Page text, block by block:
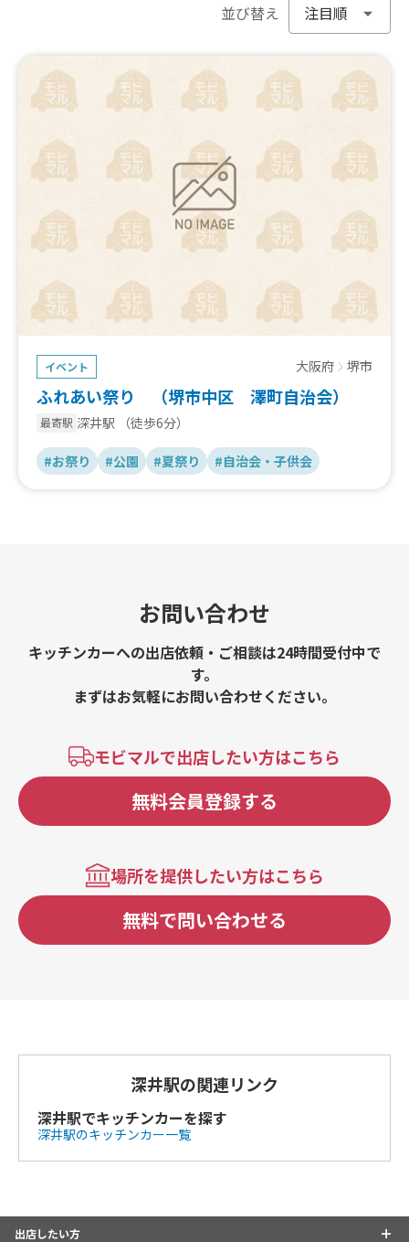
並び替え
イベント 大阪府 堺市
ふれあい祭り （堺市中区 澤町自治会）
最寄駅 深井駅 （徒歩6分）
#お祭り #公園 #夏祭り #自治会・子供会
お問い合わせ
キッチンカーへの出店依頼・ご相談は24時間受付中で
す。
まずはお気軽にお問い合わせください。
モビマルで出店したい方はこちら
無料会員登録する
場所を提供したい方はこちら
無料で問い合わせる
深井駅の関連リンク
深井駅でキッチンカーを探す
深井駅のキッチンカー一覧
出店したい方